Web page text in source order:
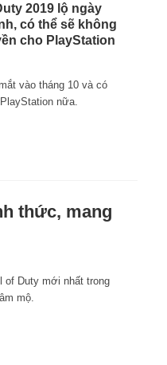
2019 lộ ngày
có thể sẽ không
cho PlayStation
vào tháng 10 và có
nữa.
thức, mang
of Duty mới nhất trong
mộ.